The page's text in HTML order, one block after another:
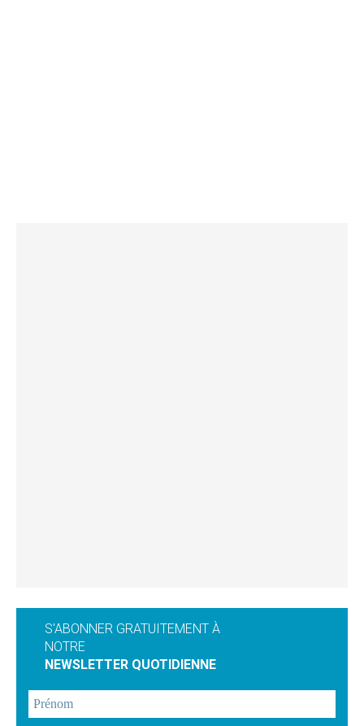
S'ABONNER GRATUITEMENT À
NOTRE
NEWSLETTER QUOTIDIENNE